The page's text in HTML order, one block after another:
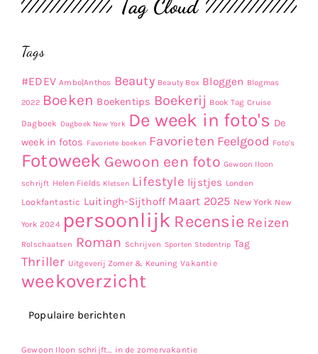
Tag Cloud
Tags
#EDEV Ambo|Anthos Beauty Beauty Box Bloggen Blogmas
2022 Boeken Boekentips Boekerij Book Tag Cruise
Dagboek Dagboek New York De week in foto's De
week in fotos Favoriete boeken Favorieten Feelgood Foto's
Fotoweek Gewoon een foto Gewoon Iloon
schrijft Helen Fields Kletsen Lifestyle lijstjes Londen
Lookfantastic Luitingh-Sijthoff Maart 2025 New York New
York 2024 persoonlijk Recensie Reizen
Rolschaatsen Roman Schrijven Sporten Stedentrip Tag
Thriller Uitgeverij Zomer & Keuning Vakantie
weekoverzicht
Populaire berichten
Gewoon Iloon schrijft… in de zomervakantie